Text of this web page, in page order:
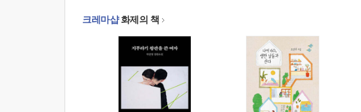
크레마샵화제의 책